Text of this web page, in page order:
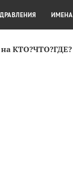
КТО?ЧТО?ГДЕ?
КРАСОТА ИМЕНА